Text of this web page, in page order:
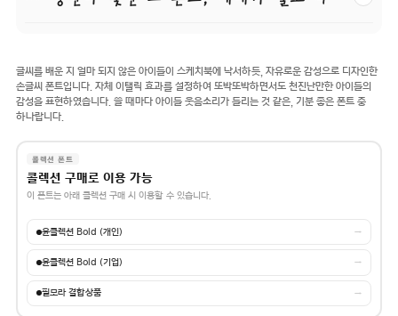
글씨를 배운 지 얼마 되지 않은 아이들이 스케치북에 낙서하듯, 자유로운 감성으로 디자인한
손글씨 폰트입니다. 자체 이탤릭 효과를 설정하여 또박또박하면서도 천진난만한 아이들의
감성을 표현하였습니다. 쓸 때마다 아이들 웃음소리가 들리는 것 같은, 기분 좋은 폰트 중
하나랍니다.
콜렉션 폰트
콜렉션 구매로 이용 가능
이 폰트는 아래 콜렉션 구매 시 이용할 수 있습니다.
윤콜렉션 Bold (개인) →
윤콜렉션 Bold (기업) →
필모라 결합상품 →